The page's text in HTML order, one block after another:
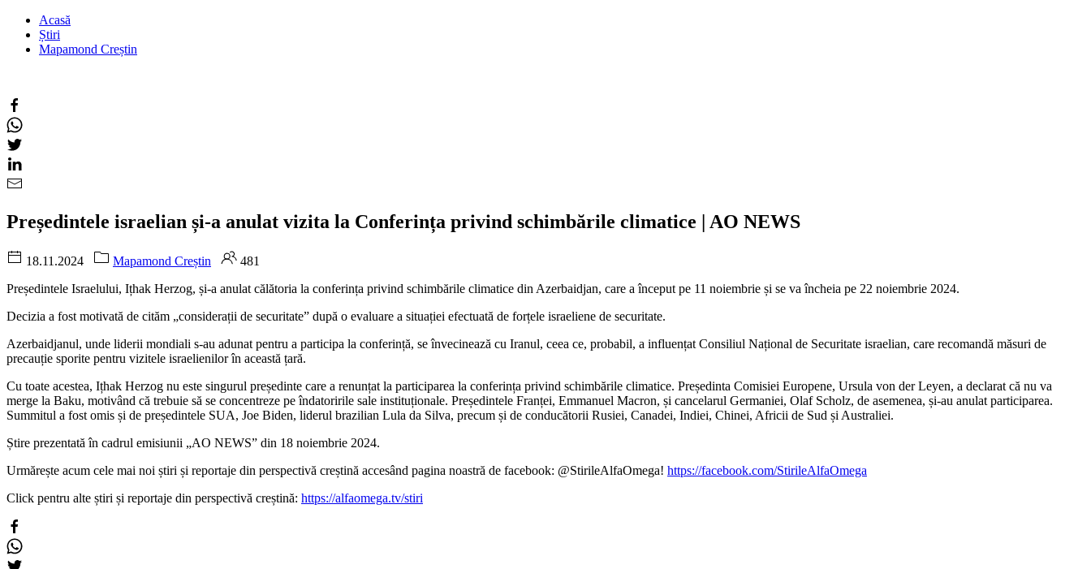
Acasă
Știri
Mapamond Creștin
Președintele israelian și-a anulat vizita la Conferința privind schimbările climatice | AO NEWS
18.11.2024 Mapamond Creștin
481
Președintele Israelului, Ițhak Herzog, și-a anulat călătoria la conferința privind schimbările climatice din Azerbaidjan, care a început pe 11 noiembrie și se va încheia pe 22 noiembrie 2024.
Decizia a fost motivată de cităm „considerații de securitate” după o evaluare a situației efectuată de forțele israeliene de securitate.
Azerbaidjanul, unde liderii mondiali s-au adunat pentru a participa la conferință, se învecinează cu Iranul, ceea ce, probabil, a influențat Consiliul Național de Securitate israelian, care recomandă măsuri de
precauție sporite pentru vizitele israelienilor în această țară.
Cu toate acestea, Ițhak Herzog nu este singurul președinte care a renunțat la participarea la conferința privind schimbările climatice. Președinta Comisiei Europene, Ursula von der Leyen, a declarat că nu va
merge la Baku, motivând că trebuie să se concentreze pe îndatoririle sale instituționale. Președintele Franței, Emmanuel Macron, și cancelarul Germaniei, Olaf Scholz, de asemenea, și-au anulat participarea.
Summitul a fost omis și de președintele SUA, Joe Biden, liderul brazilian Lula da Silva, precum și de conducătorii Rusiei, Canadei, Indiei, Chinei, Africii de Sud și Australiei.
Știre prezentată în cadrul emisiunii „AO NEWS” din 18 noiembrie 2024.
Urmărește acum cele mai noi știri și reportaje din perspectivă creștină accesând pagina noastră de facebook: @StirileAlfaOmega! https://facebook.com/StirileAlfaOmega
Click pentru alte știri și reportaje din perspectivă creștină: https://alfaomega.tv/stiri